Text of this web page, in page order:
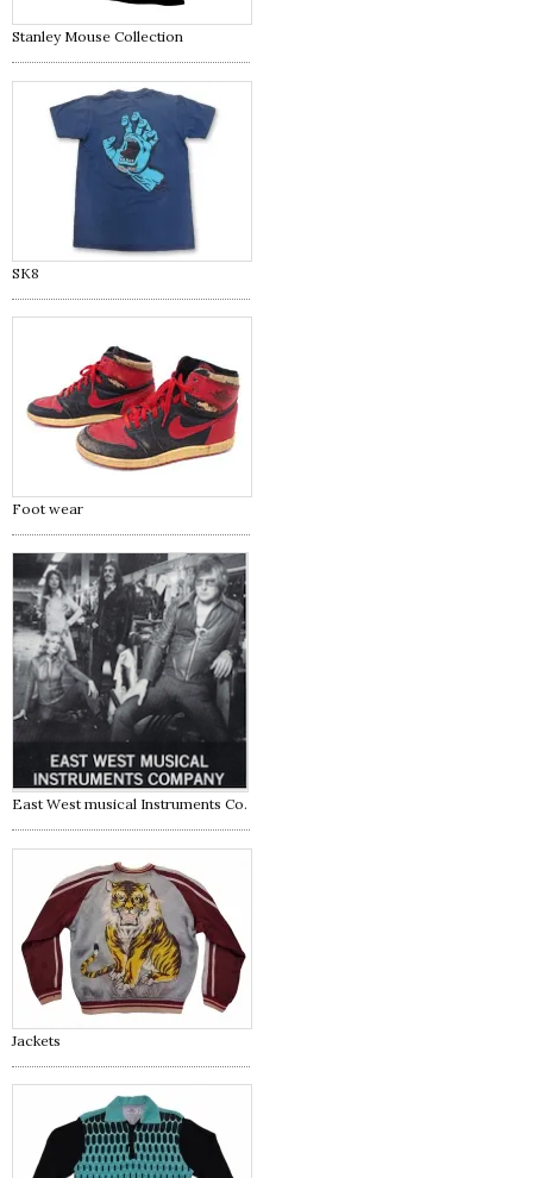
Stanley Mouse Collection
SK8
Foot wear
East West musical Instruments Co.
Jackets